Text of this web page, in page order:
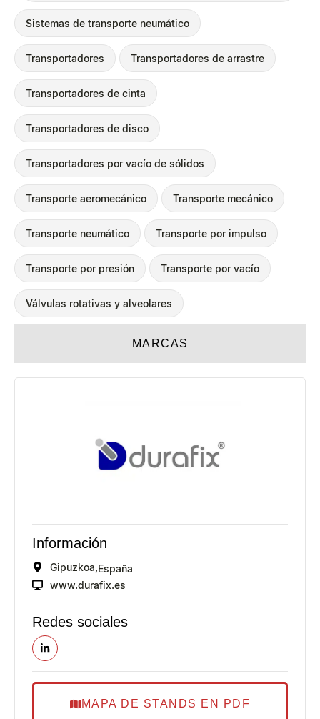
MARCAS
Sistemas de transporte neumático
Transportadores Transportadores de arrastre
Transportadores de cinta
Transportadores de disco
Transportadores por vacío de sólidos
Transporte aeromecánico Transporte mecánico
Transporte neumático Transporte por impulso
Transporte por presión Transporte por vacío
Válvulas rotativas y alveolares
Información
Gipuzkoa, España
www.durafix.es
Redes sociales
MAPA DE STANDS EN PDF